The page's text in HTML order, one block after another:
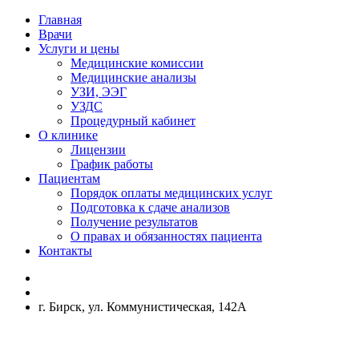
Главная
Врачи
Услуги и цены
Медицинские комиссии
Медицинские анализы
УЗИ, ЭЭГ
УЗДС
Процедурный кабинет
О клинике
Лицензии
График работы
Пациентам
Порядок оплаты медицинских услуг
Подготовка к сдаче анализов
Получение результатов
О правах и обязанностях пациента
Контакты
г. Бирск, ул. Коммунистическая, 142А